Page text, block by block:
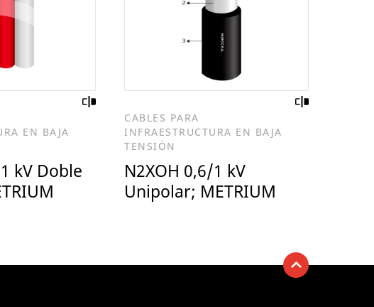
EN BAJA
kV Doble
CABLES PARA
INFRAESTRUCTURA EN BAJA
TENSIÓN
N2XOH 0,6/1 kV
Unipolar; METRIUM